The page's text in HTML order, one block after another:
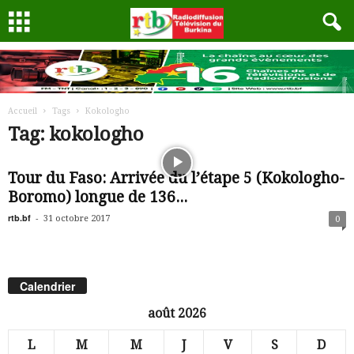
Accueil Tags Kokologho
Tag: kokologho
Tour du Faso: Arrivée du l’étape 5 (Kokologho-
Boromo) longue de 136...
rtb.bf - 31 octobre 2017 0
Calendrier
août 2026
L M M J V S D